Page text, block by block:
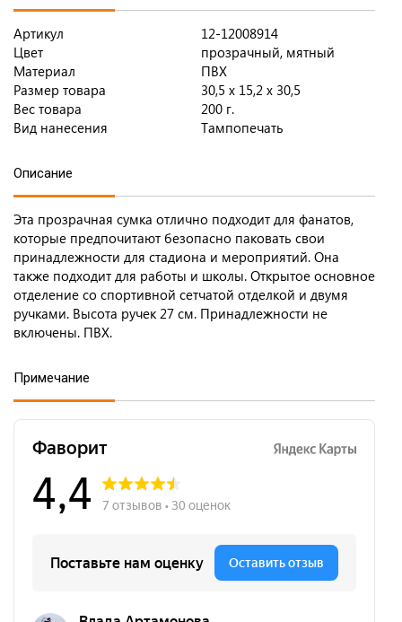
Артикул
12-12008914
Цвет
прозрачный, мятный
Материал
ПВХ
Размер товара
30,5 х 15,2 х 30,5
Вес товара
200 г.
Вид нанесения
Тампопечать
Описание
Эта прозрачная сумка отлично подходит для фанатов,
которые предпочитают безопасно паковать свои
принадлежности для стадиона и мероприятий. Она
также подходит для работы и школы. Открытое основное
отделение со спортивной сетчатой отделкой и двумя
ручками. Высота ручек 27 см. Принадлежности не
включены. ПВХ.
Примечание